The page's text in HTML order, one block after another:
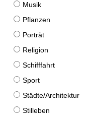
Musik
Pflanzen
Porträt
Religion
Schifffahrt
Sport
Städte/Architektur
Stilleben